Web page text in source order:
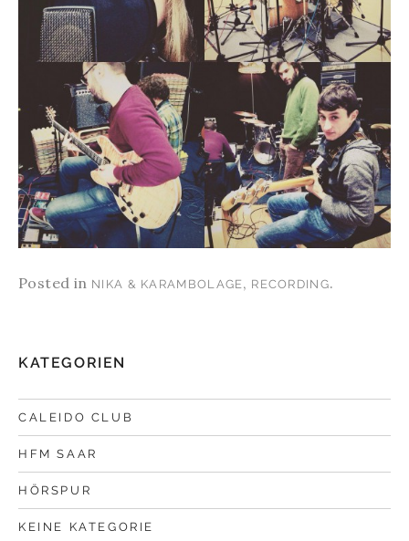
Posted in NIKA & KARAMBOLAGE , RECORDING.
KATEGORIEN
CALEIDO CLUB
HFM SAAR
HÖRSPUR
KEINE KATEGORIE